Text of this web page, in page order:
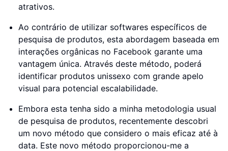
atrativos.
Ao contrário de utilizar softwares específicos de
pesquisa de produtos, esta abordagem baseada em
interações orgânicas no Facebook garante uma
vantagem única. Através deste método, poderá
identificar produtos unissexo com grande apelo
visual para potencial escalabilidade.
Embora esta tenha sido a minha metodologia usual
de pesquisa de produtos, recentemente descobri
um novo método que considero o mais eficaz até à
data. Este novo método proporcionou-me a